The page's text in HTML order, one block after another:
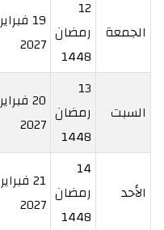
الجمعة
12
رمضان
1448
19 فبراير
2027
السبت
13
رمضان
1448
20 فبراير
2027
الأحد
14
رمضان
1448
21 فبراير
2027